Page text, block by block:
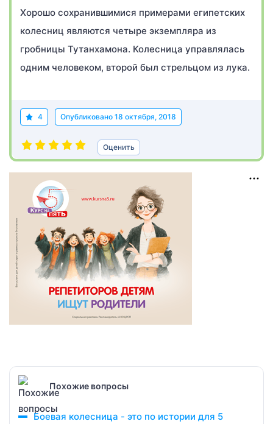
Хорошо сохранившимися примерами египетских
колесниц являются четыре экземпляра из
гробницы Тутанхамона. Колесница управлялась
одним человеком, второй был стрельцом из лука.
4 Опубликовано 18 октября, 2018
Оценить
Похожие вопросы
Боевая колесница - это по истории для 5